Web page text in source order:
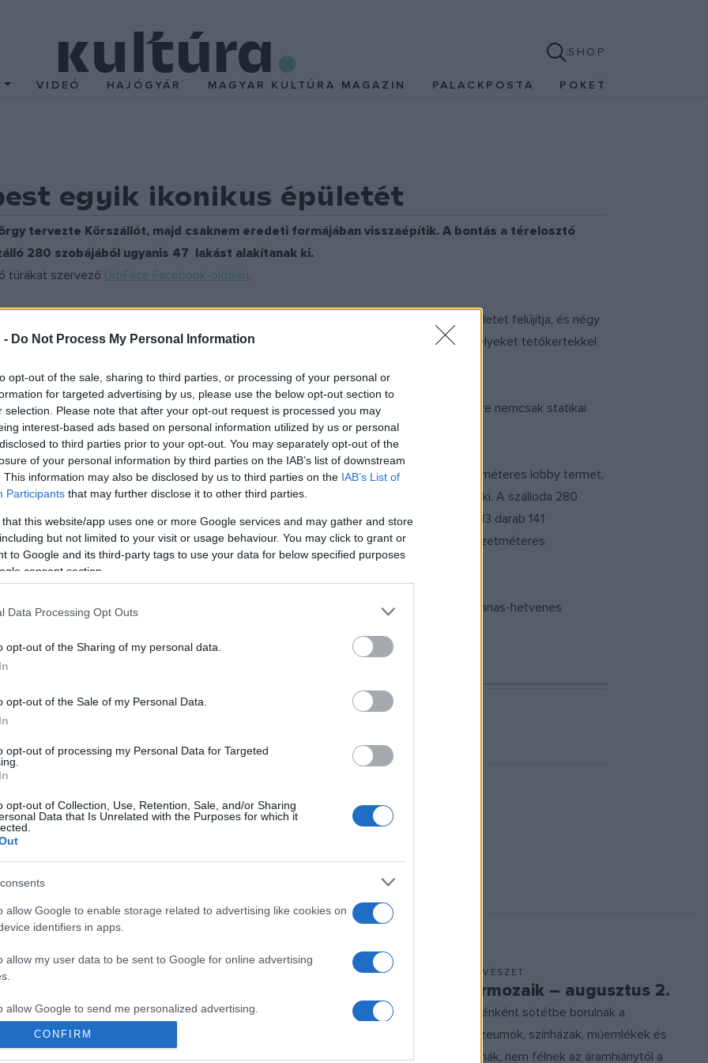
- Do Not Process My Personal Information
opt-out of the sale, sharing to third parties, or processing of your personal or
for targeted advertising by us, please use the below opt-out section to
selection. Please note that after your opt-out request is processed you may
interest-based ads based on personal information utilized by us or personal
to third parties prior to your opt-out. You may separately opt-out of the
of your personal information by third parties on the IAB’s list of downstream
This information may also be disclosed by us to third parties on the IAB’s List of
Participants that may further disclose it to other third parties.
that this website/app uses one or more Google services and may gather and store
but not limited to your visit or usage behaviour. You may click to grant or
to Google and its third-party tags to use your data for below specified purposes
consent section.
Data Processing Opt Outs
opt-out of the Sharing of my personal data.
opt-out of the Sale of my Personal Data.
opt-out of processing my Personal Data for Targeted
opt-out of Collection, Use, Retention, Sale, and/or Sharing
Data that Is Unrelated with the Purposes for which it
allow Google to enable storage related to advertising like cookies on
identifiers in apps.
allow my user data to be sent to Google for online advertising
allow Google to send me personalized advertising.
allow Google to enable storage related to analytics like cookies on
CONFIRM
SHOP
VIDEÓ HAJÓGYÁR MAGYAR KULTÚRA MAGAZIN PALACKPOSTA POKET
egyik ikonikus épületét
tervezte Körszállót, majd csaknem eredeti formájában visszaépítik. A bontás a térelosztó
280 szobájából ugyanis 47 lakást alakítanak ki.
túrákat szervező UrbFace Facebook-oldalán.
a Blue Urban Elegant Kft. és a Közti mint generálkivitelező a befogadó lepényépületet felújítja, és négy
kereskedelmi területet, illetve három wellness-blokkot alakítanak ki, amelyeket tetőkertekkel
lebontják ugyan, de csaknem eredeti formájában vissza is építik. Erre a lépésre nemcsak statikai
áthelyezése miatt is.
négyzetméteres bérbe adható területet, 33,6 négyzetméteres lounge-ot, 305 négyzetméteres lobby termet,
irodát, informatikai szobát, illetve gépészetnek fenntartott szobákat alakítanak majd ki. A szálloda 280
70 négyzetméteres egy hálószobást, 21 darab 105 négyzetméteres két hálószobást, 13 darab 141
valamint a 16. és 17. emeleten két 153 négyzetméteres és két 192 négyzetméteres
szerepel a Magyar Építőművészek Szövetsége oldaláról elérhető, veszélyeztetett hatvanas-hetvenes
a Dolce vita
és újra megnyitott
Láthatatlan Kiállítás
HÍREK
Kezdődik a 28. Zsidó Kulturális Fesztivál
elhunyt Szelényi Iván szociológus; a
MŰVÉSZET
Hírmozaik – augusztus 2.
Esténként sötétbe borulnak a
múzeumok, színházak, műemlékek és
arénák, nem félnek az áramhiánytól a